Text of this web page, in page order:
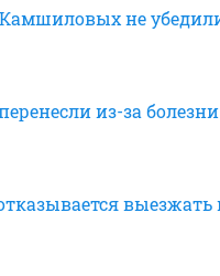
Камшиловых не
из-за болезни
выезжать